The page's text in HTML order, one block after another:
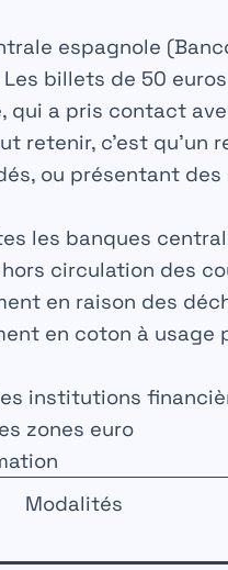
espagnole
billets de 50
qui a pris contact
retenir, c’est qu’un
, ou présentant
les banques
circulation des
en raison des
en coton à usage
institutions
zones euro
Modalités